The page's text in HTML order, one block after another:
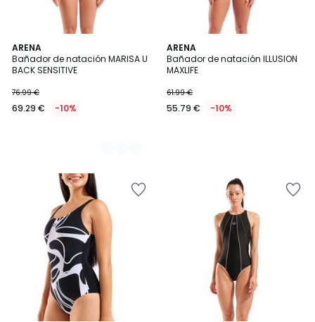
ARENA
Bañador de natación MARISA U
BACK SENSITIVE
76.99 €
69.29 € -10%
2
Colores
ARENA
Bañador de natación ILLUSION
MAXLIFE
61.99 €
55.79 € -10%